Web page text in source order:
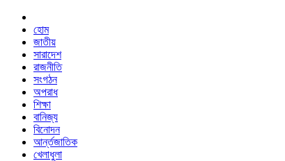
হোম
জাতীয়
সারাদেশ
রাজনীতি
সংগঠন
অপরাধ
শিক্ষা
বানিজ্য
বিনোদন
আর্ন্তজাতিক
খেলাধুলা